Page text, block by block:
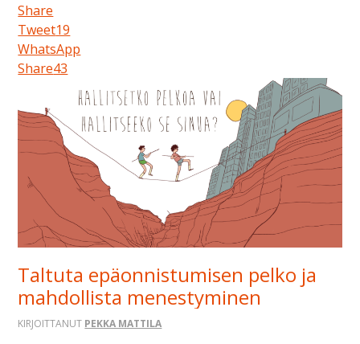
Share
Tweet19
WhatsApp
Share43
Taltuta epäonnistumisen pelko ja
mahdollista menestyminen
KIRJOITTANUT PEKKA MATTILA